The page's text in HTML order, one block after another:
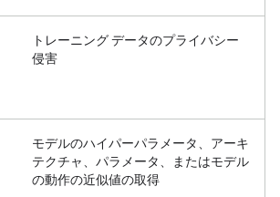
トレーニング データのプライバシー
侵害
モデルのハイパーパラメータ、アーキ
テクチャ、パラメータ、またはモデル
の動作の近似値の取得